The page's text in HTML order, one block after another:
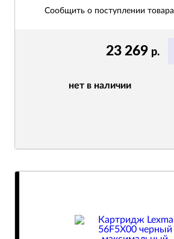
23 269 р.
нет в наличии
Сообщить о поступлении товара